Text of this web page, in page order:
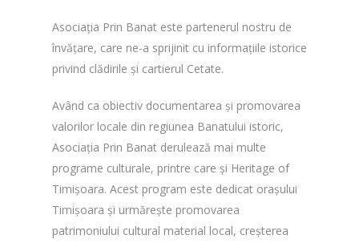
Asociația Prin Banat este partenerul nostru de
învățare, care ne-a sprijinit cu informațiile istorice
privind clădirile și cartierul Cetate.
Având ca obiectiv documentarea și promovarea
valorilor locale din regiunea Banatului istoric,
Asociația Prin Banat derulează mai multe
programe culturale, printre care și Heritage of
Timișoara. Acest program este dedicat orașului
Timișoara și urmărește promovarea
patrimoniului cultural material local, creșterea